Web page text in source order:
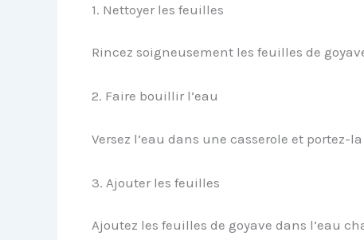
1. Nettoyer les feuilles
Rincez soigneusement les feuilles de
2. Faire bouillir l’eau
Versez l’eau dans une casserole et portez-
3. Ajouter les feuilles
Ajoutez les feuilles de goyave dans l’eau